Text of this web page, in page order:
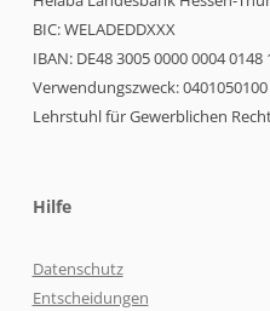
BIC: WELADEDDXXX
IBAN: DE48 3005 0000 0004 0148
Verwendungszweck: 0401050100
Lehrstuhl für Gewerblichen
Hilfe
Datenschutz
Entscheidungen